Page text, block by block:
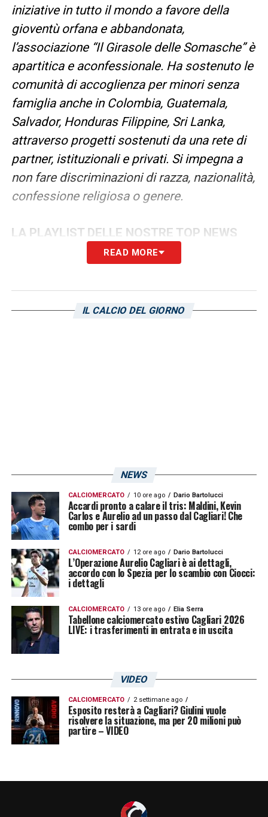
iniziative in tutto il mondo a favore della
gioventù orfana e abbandonata,
l’associazione “Il Girasole delle Somasche” è
apartitica e aconfessionale. Ha sostenuto le
comunità di accoglienza per minori senza
famiglia anche in Colombia, Guatemala,
Salvador, Honduras Filippine, Sri Lanka,
attraverso progetti sostenuti da una rete di
partner, istituzionali e privati. Si impegna a
non fare discriminazioni di razza, nazionalità,
confessione religiosa o genere.
LA PLAYLIST DELLE NOSTRE TOP NEWS
READ MORE
IL CALCIO DEL GIORNO
NEWS
CALCIOMERCATO 10 ore ago Dario Bartolucci
Accardi pronto a calare il tris: Maldini, Kevin
Carlos e Aurelio ad un passo dal Cagliari! Che
combo per i sardi
CALCIOMERCATO 12 ore ago Dario Bartolucci
L’Operazione Aurelio Cagliari è ai dettagli,
accordo con lo Spezia per lo scambio con Ciocci:
i dettagli
CALCIOMERCATO 13 ore ago Elia Serra
Tabellone calciomercato estivo Cagliari 2026
LIVE: i trasferimenti in entrata e in uscita
VIDEO
CALCIOMERCATO 2 settimane ago
Esposito resterà a Cagliari? Giulini vuole
risolvere la situazione, ma per 20 milioni può
partire – VIDEO